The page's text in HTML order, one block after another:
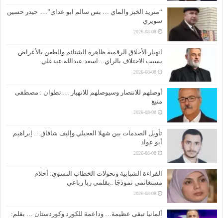
“منريد الخبز والماي … بس سالم ابو عداي”…. حيدر حسين
سويري
2026-08-08
انهيار الأخلاق الرقمية ظاهرة الشتائم والطعن بالأعراض
بسبب الاختلاف بالراي…اسعد عبدالله عبدعلي
2026-08-08
أوصلهم للانتصار وسيوصلهم للانهيار ….تطوان : مصطفى
منيغ
2026-08-08
تأويل الصدمات بين شهلا العجيلي وإليف شافاق… إبراهيم
أبو عواد
2026-08-08
القراءة الشبابية وتحولات الخطاب النسوي: أحلام
مستغانمي نموذجًا ..بقلمي ربا رباعي
2026-08-08
ألمانيا تبقى عظيمة… وداعمة للكورد وكوردستان … بقلم: